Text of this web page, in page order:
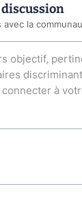
avec la